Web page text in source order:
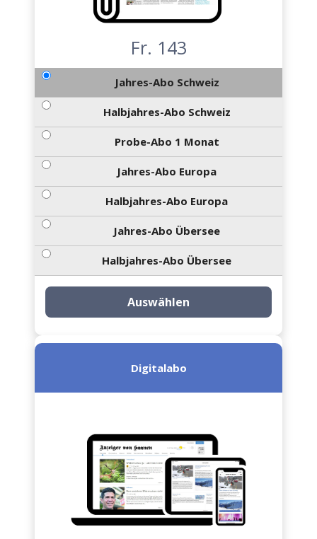
Fr. 143
Jahres-Abo Schweiz
Halbjahres-Abo Schweiz
Probe-Abo 1 Monat
Jahres-Abo Europa
Halbjahres-Abo Europa
Jahres-Abo Übersee
Halbjahres-Abo Übersee
Auswählen
Digitalabo